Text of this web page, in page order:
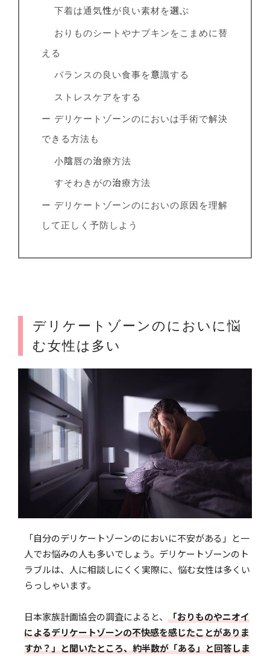
下着は通気性が良い素材を選ぶ
おりものシートやナプキンをこまめに替
える
バランスの良い食事を意識する
ストレスケアをする
ー デリケートゾーンのにおいは手術で解決
できる方法も
小陰唇の治療方法
すそわきがの治療方法
ー デリケートゾーンのにおいの原因を理解
して正しく予防しよう
デリケートゾーンのにおいに悩
む女性は多い
「自分のデリケートゾーンのにおいに不安がある」と一
人でお悩みの人も多いでしょう。デリケートゾーンのト
ラブルは、人に相談しにくく実際に、悩む女性は多くい
らっしゃいます。
日本家族計画協会の調査によると、 「おりものやニオイ
によるデリケートゾーンの不快感を感じたことがありま
すか？」と聞いたところ、約半数が「ある」と回答しま